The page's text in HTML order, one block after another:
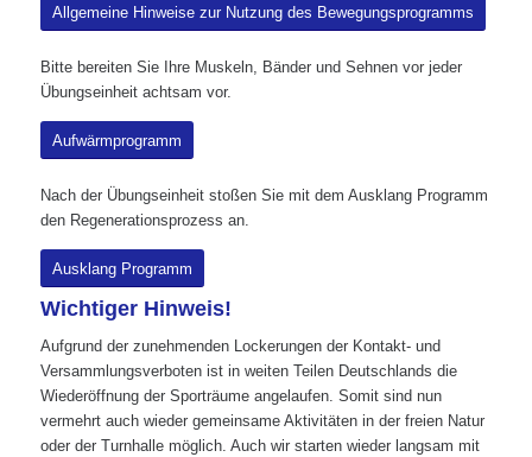
Allgemeine Hinweise zur Nutzung des Bewegungsprogramms
Bitte bereiten Sie Ihre Muskeln, Bänder und Sehnen vor jeder
Übungseinheit achtsam vor.
Aufwärmprogramm
Nach der Übungseinheit stoßen Sie mit dem Ausklang Programm
den Regenerationsprozess an.
Ausklang Programm
Wichtiger Hinweis!
Aufgrund der zunehmenden Lockerungen der Kontakt- und
Versammlungsverboten ist in weiten Teilen Deutschlands die
Wiederöffnung der Sporträume angelaufen. Somit sind nun
vermehrt auch wieder gemeinsame Aktivitäten in der freien Natur
oder der Turnhalle möglich. Auch wir starten wieder langsam mit